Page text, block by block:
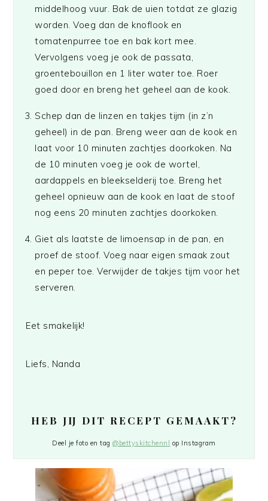
middelhoog vuur. Bak de uien totdat ze glazig
worden. Voeg dan de knoflook en
tomatenpurree toe en bak kort mee.
Vervolgens voeg je ook de passata,
groentebouillon en 1 liter water toe. Roer
goed door en breng het geheel aan de kook.
Schep dan de linzen en takjes tijm (in z’n
geheel) in de pan. Breng weer aan de kook en
laat voor 10 minuten zachtjes doorkoken. Na
de 10 minuten voeg je ook de wortel,
aardappels en bleekselderij toe. Breng het
geheel opnieuw aan de kook en laat de stoof
nog eens 20 minuten zachtjes doorkoken.
Giet als laatste de limoensap in de pan, en
proef de stoof. Voeg naar eigen smaak zout
en peper toe. Verwijder de takjes tijm voor het
serveren.
Eet smakelijk!
Liefs, Nanda
HEB JIJ DIT RECEPT GEMAAKT?
Deel je foto en tag@bettyskitchennl op Instagram